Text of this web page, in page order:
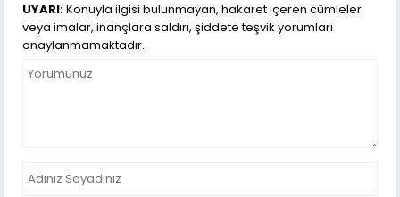
UYARI:Konuyla ilgisi bulunmayan, hakaret içeren cümleler
veya imalar, inançlara saldırı, şiddete teşvik yorumları
onaylanmamaktadır.